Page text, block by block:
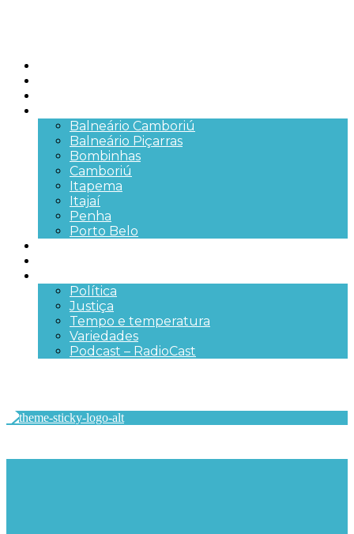
Balneário Camboriú
Balneário Piçarras
Bombinhas
Camboriú
Itapema
Itajaí
Penha
Porto Belo
Política
Justiça
Tempo e temperatura
Variedades
Podcast – RadioCast